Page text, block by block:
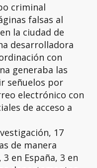
criminal
falsas al
la ciudad de
desarrolladora
con
generaba las
señuelos por
electrónico con
de acceso a
17
de manera
en España, 3 en